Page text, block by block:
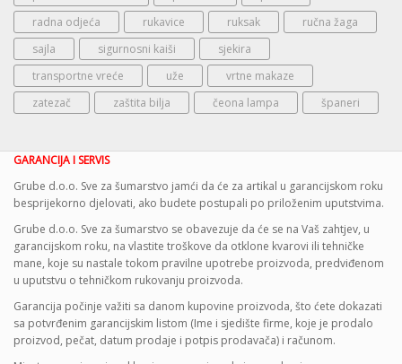
radna odjeća
rukavice ruksak
ručna žaga
sajla
sigurnosni kaiši
sjekira
transportne vreće
uže
vrtne makaze
zatezač
zaštita bilja čeona lampa španeri
GARANCIJA I SERVIS
Grube d.o.o. Sve za šumarstvo jamći da će za artikal u garancijskom roku
besprijekorno djelovati, ako budete postupali po priloženim uputstvima.
Grube d.o.o. Sve za šumarstvo se obavezuje da će se na Vaš zahtjev, u
garancijskom roku, na vlastite troškove da otklone kvarovi ili tehničke
mane, koje su nastale tokom pravilne upotrebe proizvoda, predviđenom
u uputstvu o tehničkom rukovanju proizvoda.
Garancija počinje važiti sa danom kupovine proizvoda, što ćete dokazati
sa potvrđenim garancijskim listom (Ime i sjedište firme, koje je prodalo
proizvod, pečat, datum prodaje i potpis prodavača) i računom.